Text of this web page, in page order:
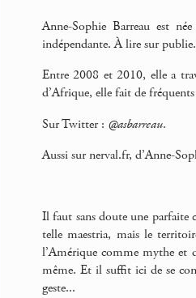
Anne-Sophie Barreau est
indépendante. À lire sur
Entre 2008 et 2010, elle a
d’Afrique, elle fait de
Sur Twitter : @asbarreau.
Aussi sur nerval.fr, d’Anne-
Il faut sans doute une parfaite
telle maestria, mais le
l’Amérique comme mythe et
même. Et il suffit ici de se
geste...